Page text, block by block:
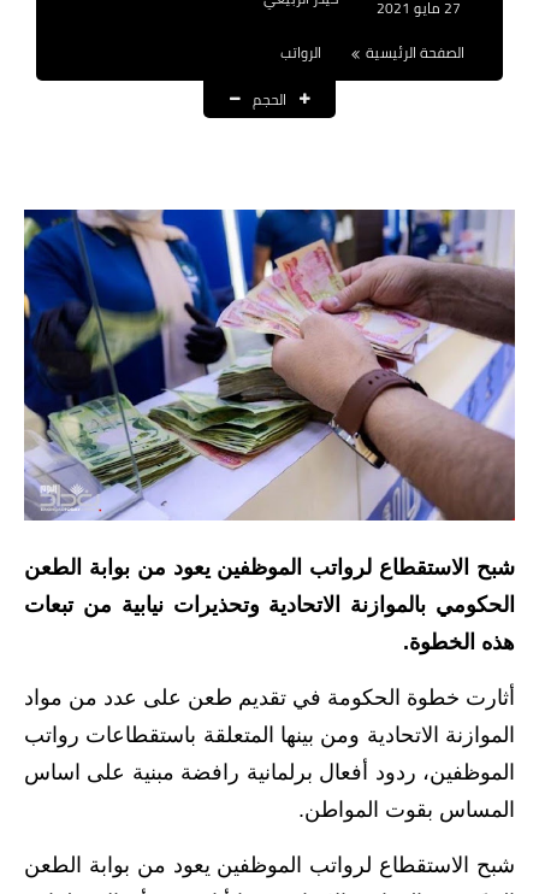
العقود والاجور اليومية
القروض والسلف
المنح المالية
قطع الاراضي
اخبار العراق
الاخبار السياسية
الاخبار الامنية
الاخبار الاقتصادية
المدارس
اخبار وقرارات وزارة التربية
المرحلة الابتدائية
الصفحة الرئيسية
الرواتب
الحجم
شبح الاستقطاع لرواتب الموظفين يعود من بوابة الطعن
الحكومي بالموازنة الاتحادية وتحذيرات نيابية من تبعات
هذه الخطوة.
أثارت خطوة الحكومة في تقديم طعن على عدد من مواد
الموازنة الاتحادية ومن بينها المتعلقة باستقطاعات رواتب
الموظفين، ردود أفعال برلمانية رافضة مبنية على اساس
المساس بقوت المواطن.
شبح الاستقطاع لرواتب الموظفين يعود من بوابة الطعن